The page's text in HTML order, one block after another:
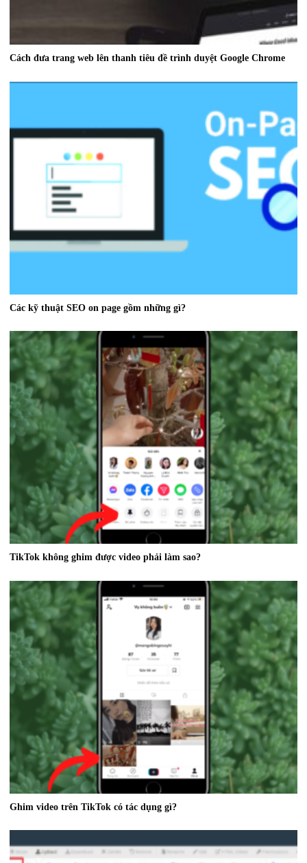
Cách đưa trang web lên thanh tiêu đề trình duyệt Google Chrome
Các kỹ thuật SEO on page gồm những gì?
TikTok không ghim được video phải làm sao?
Ghim video trên TikTok có tác dụng gì?